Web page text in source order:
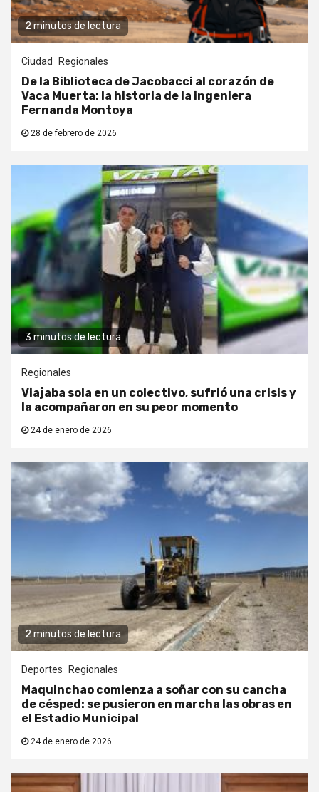
2 minutos de lectura
Ciudad Regionales
De la Biblioteca de Jacobacci al corazón de
Vaca Muerta: la historia de la ingeniera
Fernanda Montoya
28 de febrero de 2026
3 minutos de lectura
Regionales
Viajaba sola en un colectivo, sufrió una crisis y
la acompañaron en su peor momento
24 de enero de 2026
2 minutos de lectura
Deportes Regionales
Maquinchao comienza a soñar con su cancha
de césped: se pusieron en marcha las obras en
el Estadio Municipal
24 de enero de 2026